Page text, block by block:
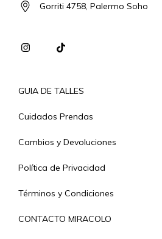
Gorriti 4758, Palermo Soho
GUIA DE TALLES
Cuidados Prendas
Cambios y Devoluciones
Política de Privacidad
Términos y Condiciones
CONTACTO MIRACOLO